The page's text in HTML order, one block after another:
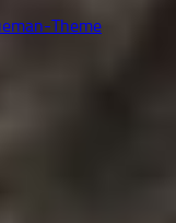
Theme